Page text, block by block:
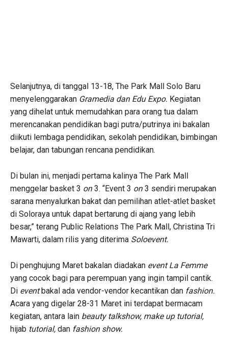
Selanjutnya, di tanggal 13-18, The Park Mall Solo Baru
menyelenggarakan Gramedia dan Edu Expo. Kegiatan
yang dihelat untuk memudahkan para orang tua dalam
merencanakan pendidikan bagi putra/putrinya ini bakalan
diikuti lembaga pendidikan, sekolah pendidikan, bimbingan
belajar, dan tabungan rencana pendidikan.
Di bulan ini, menjadi pertama kalinya The Park Mall
menggelar basket 3 on3. “Event 3 on3 sendiri merupakan
sarana menyalurkan bakat dan pemilihan atlet-atlet basket
di Soloraya untuk dapat bertarung di ajang yang lebih
besar,” terang Public Relations The Park Mall, Christina Tri
Mawarti, dalam rilis yang diterima Soloevent.
Di penghujung Maret bakalan diadakan event La Femme
yang cocok bagi para perempuan yang ingin tampil cantik.
Di eventbakal ada vendor-vendor kecantikan dan fashion.
Acara yang digelar 28-31 Maret ini terdapat bermacam
kegiatan, antara lain beauty talkshow, make up tutorial,
hijab tutorial, dan fashion show.